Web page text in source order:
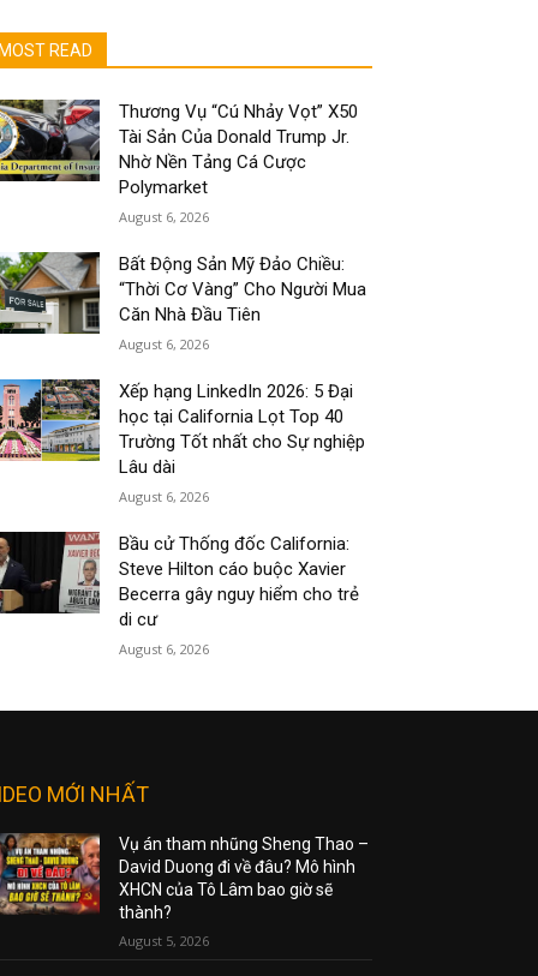
MOST READ
Thương Vụ “Cú Nhảy Vọt” X50
Tài Sản Của Donald Trump Jr.
Nhờ Nền Tảng Cá Cược
Polymarket
August 6, 2026
Bất Động Sản Mỹ Đảo Chiều:
“Thời Cơ Vàng” Cho Người Mua
Căn Nhà Đầu Tiên
August 6, 2026
Xếp hạng LinkedIn 2026: 5 Đại
học tại California Lọt Top 40
Trường Tốt nhất cho Sự nghiệp
Lâu dài
August 6, 2026
Bầu cử Thống đốc California:
Steve Hilton cáo buộc Xavier
Becerra gây nguy hiểm cho trẻ
di cư
August 6, 2026
MỚI NHẤT
Vụ án tham nhũng Sheng Thao –
David Duong đi về đâu? Mô hình
XHCN của Tô Lâm bao giờ sẽ
thành?
August 5, 2026